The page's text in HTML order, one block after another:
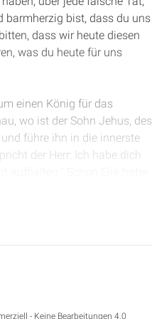
barmherzig bist, dass du uns
dass wir heute diesen
was du heute für uns
einen König für das
wo ist der Sohn Jehus, des
führe ihn in die innerste
der Herr: Ich habe dich
ist. So ging der junge
- Keine Bearbeitungen 4.0